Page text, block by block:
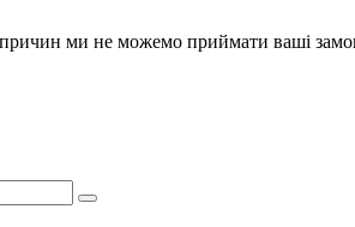
ми не можемо приймати ваші